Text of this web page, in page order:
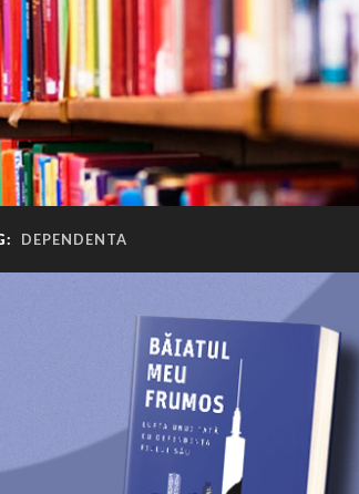
DEPENDENTA